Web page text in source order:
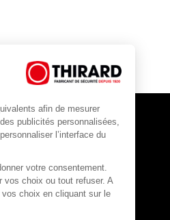
afin de mesurer
publicités personnalisées,
l’interface du
votre consentement.
vos choix ou tout refuser. A
choix en cliquant sur le